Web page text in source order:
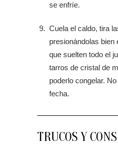
se enfríe.
Cuela el caldo, tira
presionándolas bien
que suelten todo el
tarros de cristal de
poderlo congelar.
fecha.
TRUCOS Y